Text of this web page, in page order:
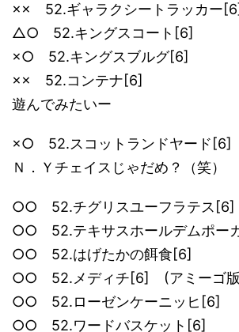
×× 52.ギャラクシートラッカー[6]
△○ 52.キングスコート[6]
×○ 52.キングスブルグ[6]
×× 52.コンテナ[6]
遊んでみたいー
×○ 52.スコットランドヤード[6]
Ｎ．Ｙチェイスじゃだめ？（笑）
○○ 52.チグリスユーフラテス[6]
○○ 52.テキサスホールデムポー
○○ 52.はげたかの餌食[6]
○○ 52.メディチ[6] (アミーゴ版
○○ 52.ローゼンケーニッヒ[6]
○○ 52.ワードバスケット[6]